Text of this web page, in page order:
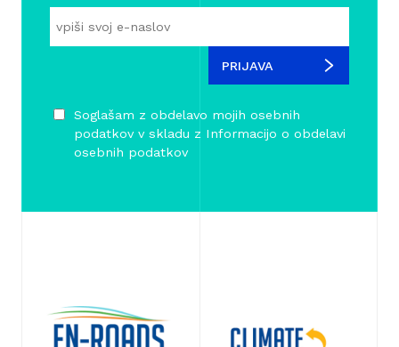
PRIJAVA
Soglašam z obdelavo mojih osebnih
podatkov v skladu z Informacijo o obdelavi
osebnih podatkov